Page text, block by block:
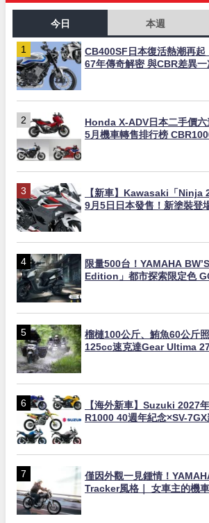
今日 本週
CB400SF日本復活熱潮再起
67年傳奇解密 與CBR差異一
Honda X-ADV日本二手價
5月機車轉售排行榜
【新車】Kawasaki「Ninja
9月5日日本發售！新塗裝登
限量500台！YAMAHA
Edition」都市探索限定色
榴槤100公斤、鮪魚60公斤
125cc速克達Gear Ultima
【海外新車】Suzuki 2027
R1000 40週年紀念×SV-
僅因外觀一見鍾情！
Tracker風格｜ 女車主的機